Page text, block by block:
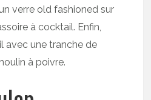
verre old fashioned sur
à cocktail. Enfin,
avec une tranche de
à poivre.